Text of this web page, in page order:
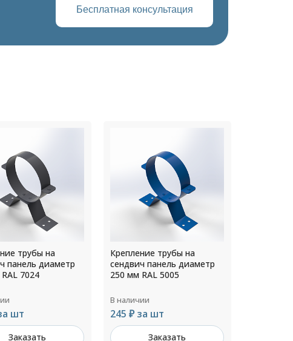
Бесплатная консультация
трубы на
панель диаметр
5005
шт
Заказать
Крепление трубы на
сендвич панель диаметр
180 мм RAL 6005
В наличии
204 ₽ за шт
Заказать